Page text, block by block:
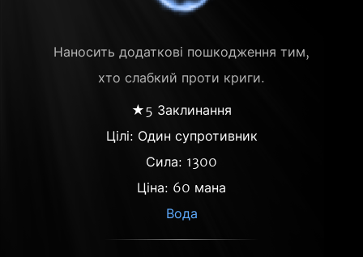
Наносить додаткові пошкодження тим,
хто слабкий проти криги.
★5 Заклинання
Цілі: Один супротивник
Сила: 1300
Ціна: 60 мана
Вода